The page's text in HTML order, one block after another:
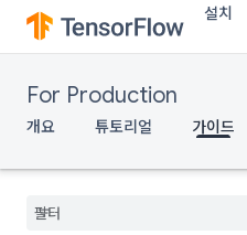
설치
For Production
개요 튜토리얼 가이드
TFX에서 Keras 사용
모바일 및 IoT: TensorFlow Lite용 TFX
TFX 파이프라인
TFX 파이프라인 이해
TFX 표준 구성요소